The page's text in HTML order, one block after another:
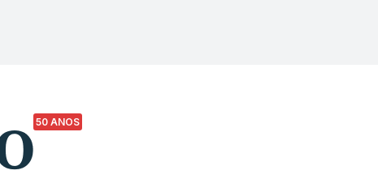
50 ANOS